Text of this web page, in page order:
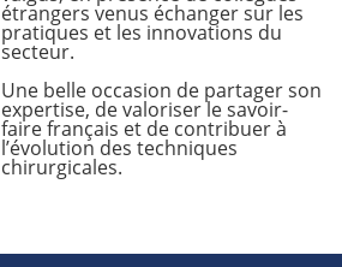
étrangers venus échanger sur les
pratiques et les innovations du
secteur.
Une belle occasion de partager son
expertise, de valoriser le savoir-
faire français et de contribuer à
l’évolution des techniques
chirurgicales.